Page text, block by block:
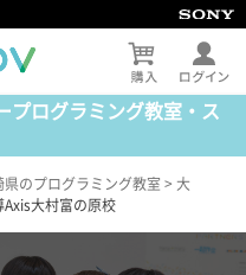
プログラミング教室・ス
県のプログラミング教室 > 大
Axis大村富の原校